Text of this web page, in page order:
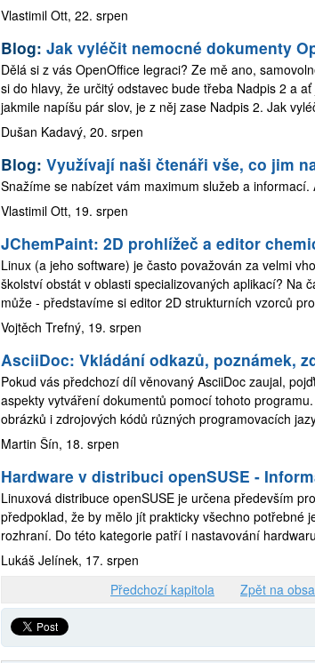
Vlastimil Ott, 22. srpen
Blog: Jak vyléčit nemocné dokumenty
Dělá si z vás OpenOffice legraci? Ze mě ano,
si do hlavy, že určitý odstavec bude třeba Nadpis 2 a
jakmile napíšu pár slov, je z něj zase Nadpis 2. Jak
Dušan Kadavý, 20. srpen
Blog: Využívají naši čtenáři vše, co jim
Snažíme se nabízet vám maximum služeb a
Vlastimil Ott, 19. srpen
JChemPaint: 2D prohlížeč a editor
Linux (a jeho software) je často považován za velmi
školství obstát v oblasti specializovaných aplikací? Na
může - představíme si editor 2D strukturních vzorců
Vojtěch Trefný, 19. srpen
AsciiDoc: Vkládání odkazů, poznámek,
Pokud vás předchozí díl věnovaný AsciiDoc zaujal,
aspekty vytváření dokumentů pomocí tohoto
obrázků i zdrojových kódů různých programovacích
Martin Šín, 18. srpen
Hardware v distribuci openSUSE -
Linuxová distribuce openSUSE je určena především
předpoklad, že by mělo jít prakticky všechno potřebné
rozhraní. Do této kategorie patří i nastavování
Lukáš Jelínek, 17. srpen
Předchozí kapitola
Zpět na